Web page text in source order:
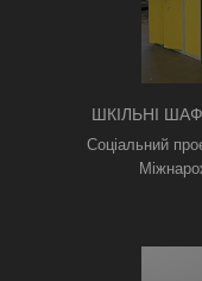
ШКІЛЬНІ
Соціальний